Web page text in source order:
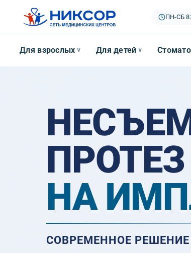
ПН-СБ
Для взрослых ∨ Для детей ∨
ПРОТЕЗ
НА
СОВРЕМЕННОЕ